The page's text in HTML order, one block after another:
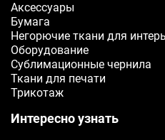
Аксессуары
Бумага
Негорючие ткани для
Оборудование
Сублимационные чернила
Ткани для печати
Трикотаж
Интересно узнать